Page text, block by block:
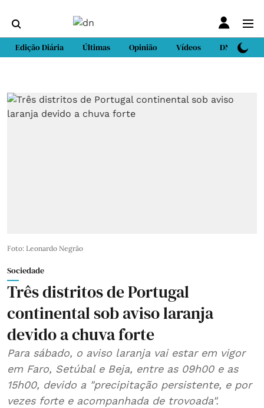
Edição Diária Últimas Opinião Vídeos DN Sport
Foto: Leonardo Negrão
Sociedade
Três distritos de Portugal
continental sob aviso laranja
devido a chuva forte
Para sábado, o aviso laranja vai estar em vigor
em Faro, Setúbal e Beja, entre as 09h00 e as
15h00, devido a "precipitação persistente, e por
vezes forte e acompanhada de trovoada".